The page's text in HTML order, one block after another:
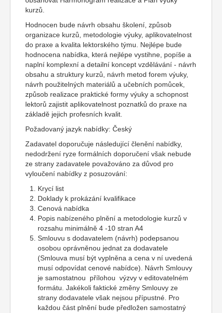
kurzů.
Hodnocen bude návrh obsahu školení, způsob
organizace kurzů, metodologie výuky, aplikovatelnost
do praxe a kvalita lektorského týmu. Nejlépe bude
hodnocena nabídka, která nejlépe vystihne, popíše a
naplní komplexní a detailní koncept vzdělávání - návrh
obsahu a struktury kurzů, návrh metod forem výuky,
návrh použitelných materiálů a učebních pomůcek,
způsob realizace praktické formy výuky a schopnost
lektorů zajistit aplikovatelnost poznatků do praxe na
základě jejich profesních kvalit.
Požadovaný jazyk nabídky: Český
Zadavatel doporučuje následující členění nabídky,
nedodržení ryze formálních doporučení však nebude
ze strany zadavatele považováno za důvod pro
vyloučení nabídky z posuzování:
Krycí list
Doklady k prokázání kvalifikace
Cenová nabídka
Popis nabízeného plnění a metodologie kurzů v
rozsahu minimálně 4 -10 stran A4
Smlouvu s dodavatelem (návrh) podepsanou
osobou oprávněnou jednat za dodavatele
(Smlouva musí být vyplněna a cena v ní uvedená
musí odpovídat cenové nabídce). Návrh Smlouvy
je samostatnou přílohou výzvy v editovatelném
formátu. Jakékoli faktické změny Smlouvy ze
strany dodavatele však nejsou přípustné. Pro
každou část plnění bude předložen samostatný